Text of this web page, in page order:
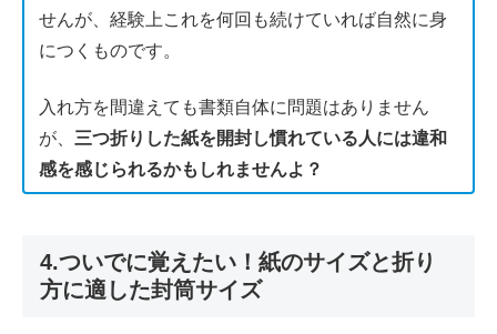
せんが、経験上これを何回も続けていれば自然に身
につくものです。
入れ方を間違えても書類自体に問題はありません
が、 三つ折りした紙を開封し慣れている人には違和
感を感じられるかもしれませんよ？
4.ついでに覚えたい！紙のサイズと折り
方に適した封筒サイズ